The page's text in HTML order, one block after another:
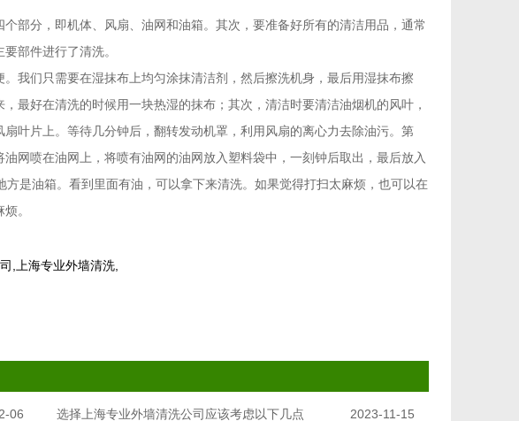
分，即机体、风扇、油网和油箱。其次，要准备好所有的清洁用品，通常
部件进行了清洗。
们只需要在湿抹布上均匀涂抹清洁剂，然后擦洗机身，最后用湿抹布擦
最好在清洗的时候用一块热湿的抹布；其次，清洁时要清洁油烟机的风叶，
叶片上。等待几分钟后，翻转发动机罩，利用风扇的离心力去除油污。第
网喷在油网上，将喷有油网的油网放入塑料袋中，一刻钟后取出，最后放入
是油箱。看到里面有油，可以拿下来清洗。如果觉得打扫太麻烦，也可以在
。
上海专业外墙清洗
06 选择上海专业外墙清洗公司应该考虑以下几点
2023-11-15